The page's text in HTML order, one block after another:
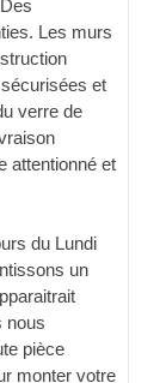
Les murs
et
verre de
attentionné et
du Lundi
un
nous
pièce
monter votre